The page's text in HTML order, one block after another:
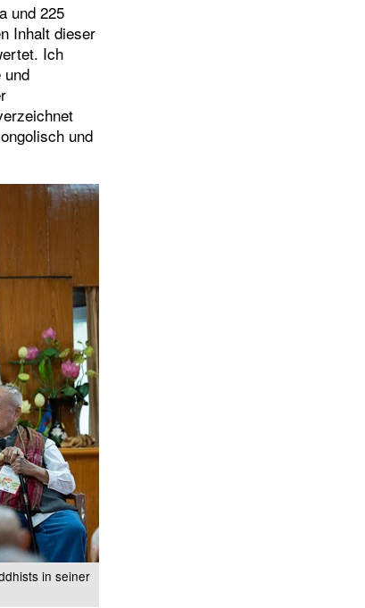
und 225
Inhalt dieser
Ich
und
und
in seiner